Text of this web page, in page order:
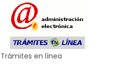
Trámites en línea